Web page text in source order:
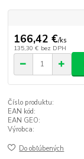
166,42 €/ks
135,30 € bez DPH
Číslo produktu:
EAN kód:
EAN GEO:
Výrobca:
Do obľúbených